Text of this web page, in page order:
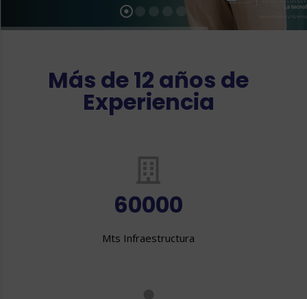
Más de 12 años de
Experiencia
60000
Mts Infraestructura